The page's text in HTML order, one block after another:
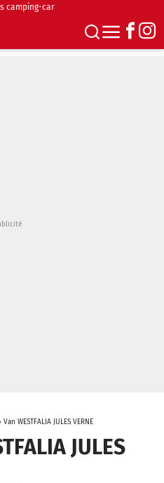
camping-car
Van WESTFALIA JULES VERNE
JULES